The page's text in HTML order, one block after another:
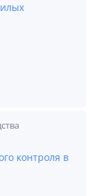
контроля в